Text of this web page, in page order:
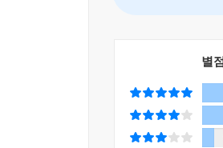
조사하며 충격적인 이
있는데 그 이유가 바
받아들였다는 것입니다
별